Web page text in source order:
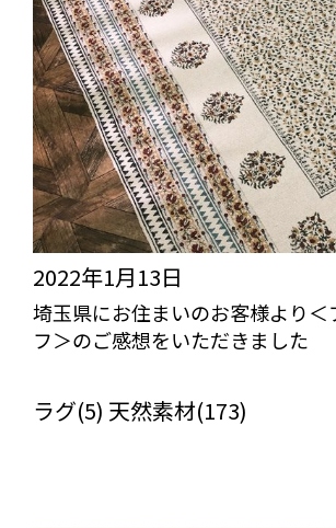
2022年1月13日
埼玉県にお住まいのお客様より＜
フ＞のご感想をいただきました
ラグ(5) 天然素材(173)